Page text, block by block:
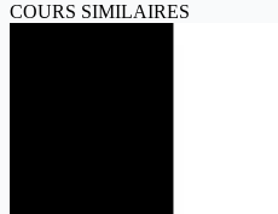
COURS SIMILAIRES